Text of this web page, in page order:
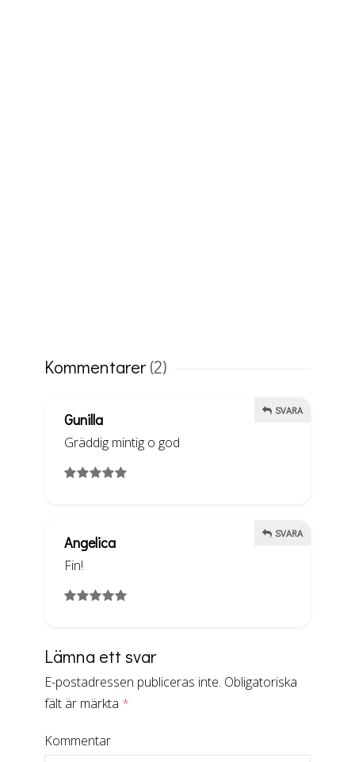
Kommentarer (2)
Gunilla SVARA
Gräddig mintig o god
Angelica SVARA
Fin!
Lämna ett svar
E-postadressen publiceras inte. Obligatoriska
fält är märkta *
Kommentar